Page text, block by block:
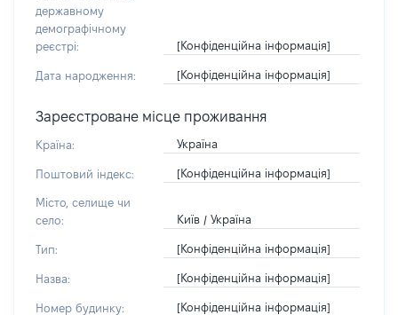
державному
демографічному
реєстрі:
[Конфіденційна інформація]
Дата народження: [Конфіденційна інформація]
Зареєстроване місце проживання
Країна: Україна
Поштовий індекс: [Конфіденційна інформація]
Місто, селище чи
село:
Київ / Україна
Тип: [Конфіденційна інформація]
Назва: [Конфіденційна інформація]
Номер будинку: [Конфіденційна інформація]